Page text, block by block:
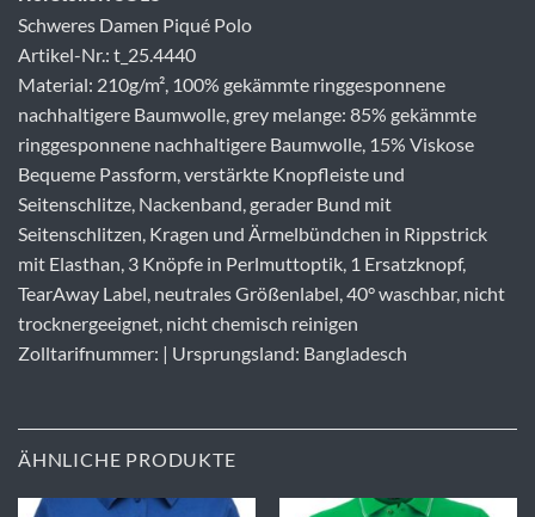
Schweres Damen Piqué Polo
Artikel-Nr.: t_25.4440
Material: 210g/m², 100% gekämmte ringgesponnene
nachhaltigere Baumwolle, grey melange: 85% gekämmte
ringgesponnene nachhaltigere Baumwolle, 15% Viskose
Bequeme Passform, verstärkte Knopfleiste und
Seitenschlitze, Nackenband, gerader Bund mit
Seitenschlitzen, Kragen und Ärmelbündchen in Rippstrick
mit Elasthan, 3 Knöpfe in Perlmuttoptik, 1 Ersatzknopf,
TearAway Label, neutrales Größenlabel, 40° waschbar, nicht
trocknergeeignet, nicht chemisch reinigen
Zolltarifnummer: | Ursprungsland: Bangladesch
ÄHNLICHE PRODUKTE